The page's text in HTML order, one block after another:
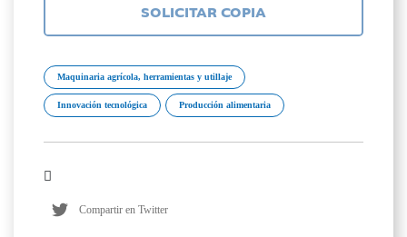
SOLICITAR COPIA
Maquinaria agrícola, herramientas y utillaje
Innovación tecnológica Producción alimentaria
Compartir en Twitter